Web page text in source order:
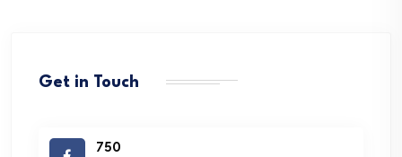
Get in Touch
750